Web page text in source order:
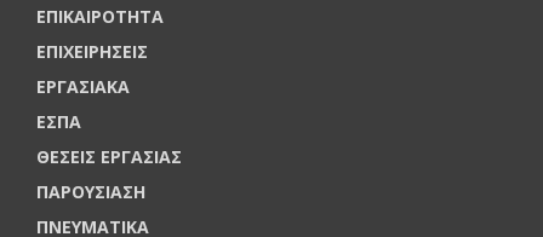
ΕΠΙΚΑΙΡΟΤΗΤΑ
ΕΠΙΧΕΙΡΗΣΕΙΣ
ΕΡΓΑΣΙΑΚΑ
ΕΣΠΑ
ΘΕΣΕΙΣ ΕΡΓΑΣΙΑΣ
ΠΑΡΟΥΣΙΑΣΗ
ΠΝΕΥΜΑΤΙΚΑ